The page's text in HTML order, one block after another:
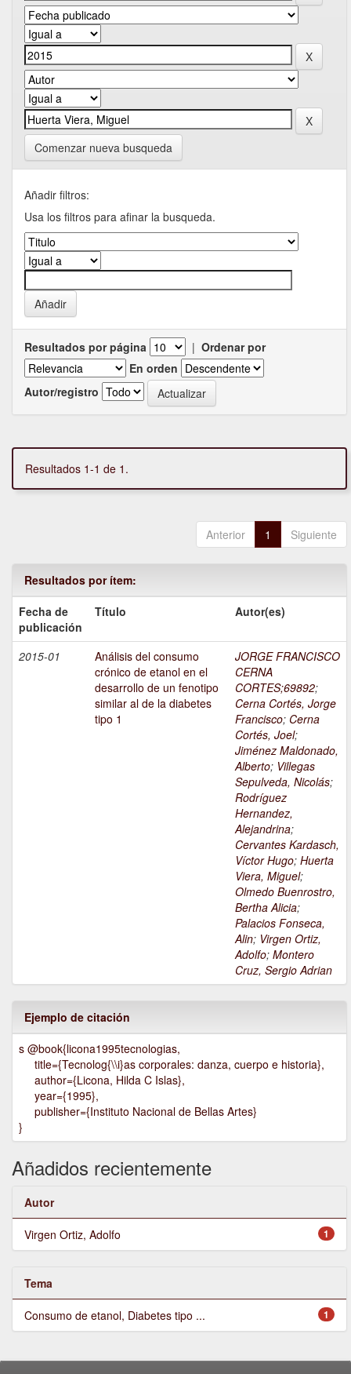
Comenzar nueva busqueda
Añadir filtros:
Usa los filtros para afinar la busqueda.
Resultados por página | Ordenar por
En orden
Autor/registro
Resultados 1-1 de 1.
Anterior 1 Siguiente
Resultados por ítem:
Fecha de
publicación
Título Autor(es)
2015-01
Análisis del consumo
crónico de etanol en el
desarrollo de un fenotipo
similar al de la diabetes
tipo 1
JORGE FRANCISCO
CERNA
CORTES;69892;
Cerna Cortés, Jorge
Francisco; Cerna
Cortés, Joel;
Jiménez Maldonado,
Alberto; Villegas
Sepulveda, Nicolás;
Rodríguez
Hernandez,
Alejandrina;
Cervantes Kardasch,
Víctor Hugo; Huerta
Viera, Miguel;
Olmedo Buenrostro,
Bertha Alicia;
Palacios Fonseca,
Alin; Virgen Ortiz,
Adolfo; Montero
Cruz, Sergio Adrian
Ejemplo de citación
s @book{licona1995tecnologias,
title={Tecnolog{\\i}as corporales: danza, cuerpo e historia},
author={Licona, Hilda C Islas},
year={1995},
publisher={Instituto Nacional de Bellas Artes}
}
Añadidos recientemente
Autor
1
Virgen Ortiz, Adolfo
Tema
1
Consumo de etanol, Diabetes tipo ...